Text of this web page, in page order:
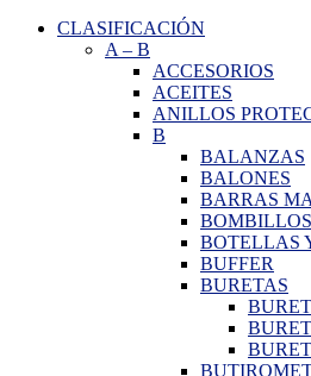
CLASIFICACIÓN
A– B
ACCESORIOS
ACEITES
ANILLOS
B
BALANZAS
BALONES
BARRAS
BOMBILLOS
BOTELLAS
BUFFER
BURETAS